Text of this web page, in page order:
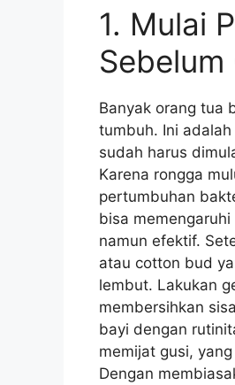
1. Mulai
Sebelum
Banyak orang tua
tumbuh. Ini
sudah harus
Karena rongga
pertumbuhan
bisa
namun efektif.
atau cotton bud
lembut. Lakukan
membersihkan
bayi dengan
memijat gusi,
Dengan